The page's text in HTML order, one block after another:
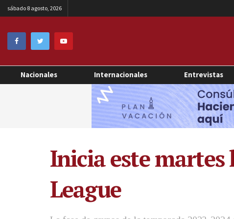
sábado 8 agosto, 2026
Nacionales Internacionales Entrevistas
Inicia este martes
League